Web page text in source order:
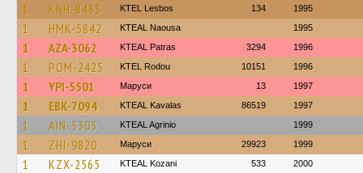
1 KNH-8433 KTEL Lesbos 134 1995
1 HMK-5842 KTEAL Naousa 1995
1 AZA-3062 KTEAL Patras 3294 1996
1 POM-2425 ΚΤΕL Rodou 10151 1996
1 YPI-5501 Маруси 13 1997
1 EBK-7094 KTEAL Kavalas 86519 1997
1 AIN-5303 KTEAL Agrinio 1999
1 ZHI-9820 Маруси 29923 1999
1 KZX-2565 KTEAL Kozani 533 2000